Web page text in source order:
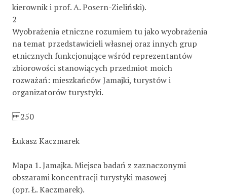
kierownik i prof. A. Posern-Zieliński).
2
Wyobrażenia etniczne rozumiem tu jako wyobrażenia
na temat przedstawicieli własnej oraz innych grup
etnicznych funkcjonujące wśród reprezentantów
zbiorowości stanowiących przedmiot moich
rozważań: mieszkańców Jamajki, turystów i
organizatorów turystyki.
250
Łukasz Kaczmarek
Mapa 1. Jamajka. Miejsca badań z zaznaczonymi
obszarami koncentracji turystyki masowej
(opr. Ł. Kaczmarek).